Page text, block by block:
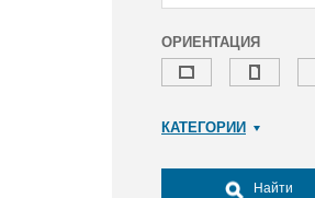
ОРИЕНТАЦИЯ
КАТЕГОРИИ
Досуг, туризм и отдых
Найти